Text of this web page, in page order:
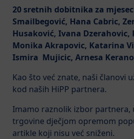
20 sretnih dobitnika za mjesec
Smailbegović, Hana Cabric,
Husaković, Ivana Dzerahovic,
Monika Akrapovic, Katarina
Ismira Mujicic, Arnesa
Kao što već znate, naši
kod naših HiPP partnera.
Imamo raznolik izbor partnera,
trgovine dječjom opremom
artikle koji nisu već sniženi.